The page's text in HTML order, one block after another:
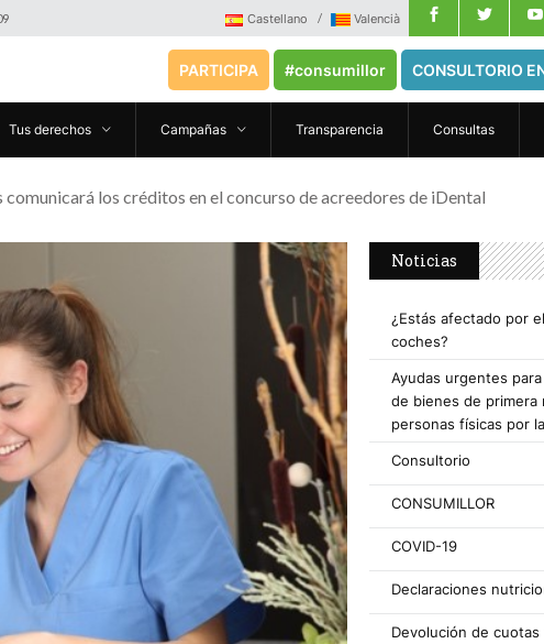
Castellano Valencià
PARTICIPA #consumillor CONSULTORIO
Tus derechos Campañas Transparencia Consultas
comunicará los créditos en el concurso de acreedores de iDental
Noticias
¿Estás afectado por
coches?
Ayudas urgentes
de bienes de primera
personas físicas por
Consultorio
CONSUMILLOR
COVID-19
Declaraciones
Devolución de